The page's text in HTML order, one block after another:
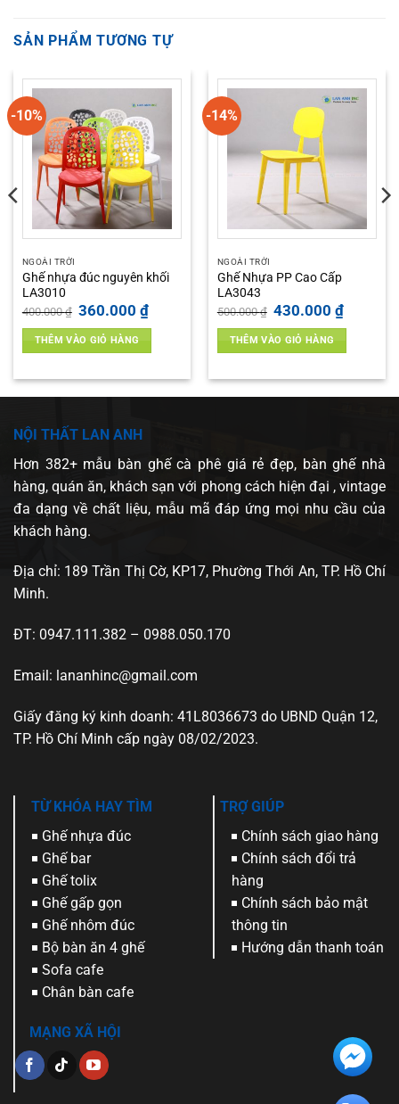
SẢN PHẨM TƯƠNG TỰ
-10%
NGOÀI TRỜI
Ghế nhựa đúc nguyên khối
LA3010
400.000₫ Giá
gốc
là:
400.000 ₫.
360.000 ₫Giá
hiện
tại
360.000 ₫.
THÊM VÀO GIỎ HÀNG
-14%
NGOÀI TRỜI
Ghế Nhựa PP Cao Cấp
LA3043
500.000₫ Giá
gốc
là:
500.000 ₫.
430.000 ₫Giá
hiện
tại
430.000
THÊM VÀO GIỎ HÀNG
NỘI THẤT LAN ANH
Hơn 382+ mẫu bàn ghế cà phê giá rẻ đẹp, bàn ghế nhà
hàng, quán ăn, khách sạn với phong cách hiện đại , vintage
đa dạng về chất liệu, mẫu mã đáp ứng mọi nhu cầu của
khách hàng.
Địa chỉ: 189 Trần Thị Cờ, KP17, Phường Thới An, TP. Hồ Chí
Minh.
ĐT: 0947.111.382 – 0988.050.170
Email: lananhinc@gmail.com
Giấy đăng ký kinh doanh: 41L8036673 do UBND Quận 12,
TP. Hồ Chí Minh cấp ngày 08/02/2023.
TỪ KHÓA HAY TÌM
Ghế nhựa đúc
Ghế bar
Ghế tolix
Ghế gấp gọn
Ghế nhôm đúc
Bộ bàn ăn 4 ghế
Sofa cafe
Chân bàn cafe
MẠNG XÃ HỘI
TRỢ GIÚP
Chính sách giao hàng
Chính sách đổi trả
hàng
Chính sách bảo mật
thông tin
Hướng dẫn thanh toán